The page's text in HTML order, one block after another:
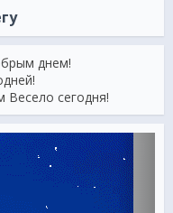
днем!
сегодня!